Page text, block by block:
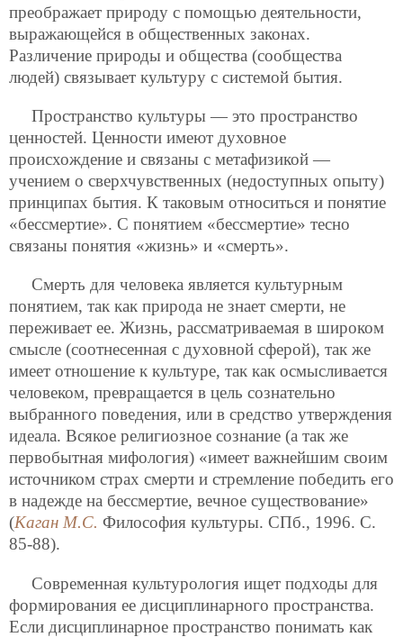
преображает природу с помощью деятельности,
выражающейся в общественных законах.
Различение природы и общества (сообщества
людей) связывает культуру с системой бытия.
Пространство культуры — это пространство
ценностей. Ценности имеют духовное
происхождение и связаны с метафизикой —
учением о сверхчувственных (недоступных опыту)
принципах бытия. К таковым относиться и понятие
«бессмертие». С понятием «бессмертие» тесно
связаны понятия «жизнь» и «смерть».
Смерть для человека является культурным
понятием, так как природа не знает смерти, не
переживает ее. Жизнь, рассматриваемая в широком
смысле (соотнесенная с духовной сферой), так же
имеет отношение к культуре, так как осмысливается
человеком, превращается в цель сознательно
выбранного поведения, или в средство утверждения
идеала. Всякое религиозное сознание (а так же
первобытная мифология) «имеет важнейшим своим
источником страх смерти и стремление победить его
в надежде на бессмертие, вечное существование»
(Каган М.С. Философия культуры. СПб., 1996. С.
85-88).
Современная культурология ищет подходы для
формирования ее дисциплинарного пространства.
Если дисциплинарное пространство понимать как